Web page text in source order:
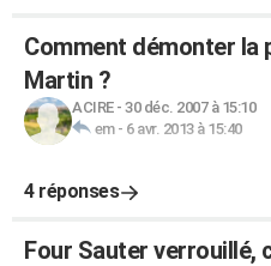
Comment démonter
Martin ?
ACIRE- 30 déc. 2007 à 15:10
em- 6 avr. 2013 à 15:40
4 réponses
Four Sauter verrouillé,